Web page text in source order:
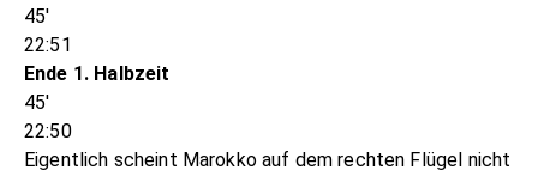
45'
22:51
Ende 1. Halbzeit
45'
22:50
Eigentlich scheint Marokko auf dem rechten Flügel nicht